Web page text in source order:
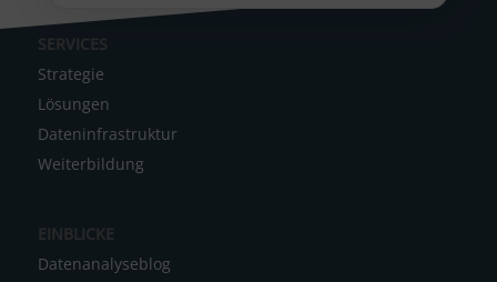
A
l
t
i
SERVICES
Strategie
Lösungen
Dateninfrastruktur
Weiterbildung
EINBLICKE
Datenanalyseblog